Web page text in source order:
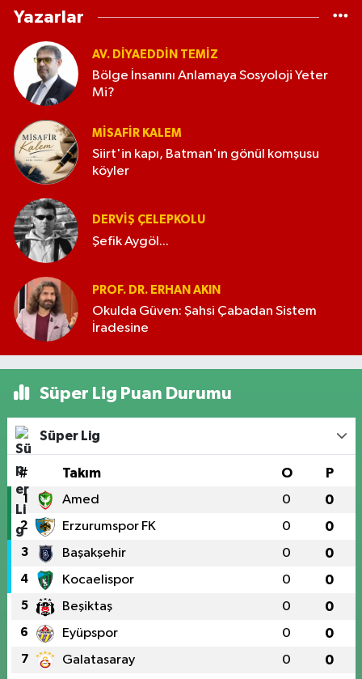
Yazarlar
AV. DIYAEDDIN TEMIZ
Bölge İnsanını Anlamaya Sosyoloji Yeter
Mi?
MISAFIR KALEM
Siirt'in kapı, Batman'ın gönül komşusu
köyler
DERVIŞ ÇELEPKOLU
Şefik Aygöl...
PROF. DR. ERHAN AKIN
Okulda Güven: Şahsi Çabadan Sistem
İradesine
Süper Lig Puan Durumu
Süper Lig
# Takım O P
1 Amed 0 0
2 Erzurumspor FK 0 0
3 Başakşehir 0 0
4 Kocaelispor 0 0
5 Beşiktaş 0 0
6 Eyüpspor 0 0
7 Galatasaray 0 0